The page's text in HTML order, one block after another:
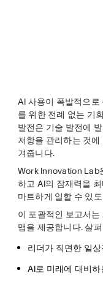
AI 사용이 폭발적으로
를 위한 전례 없는 기
발전은 기술 발전에
저항을 관리하는 것
겨줍니다.
Work Innovation Lab
하고 AI의 잠재력을
마트하게 일할 수 있
이 포괄적인 보고서
맵을 제공합니다. 살
리더가 직면한 일
AI로 미래에 대비하